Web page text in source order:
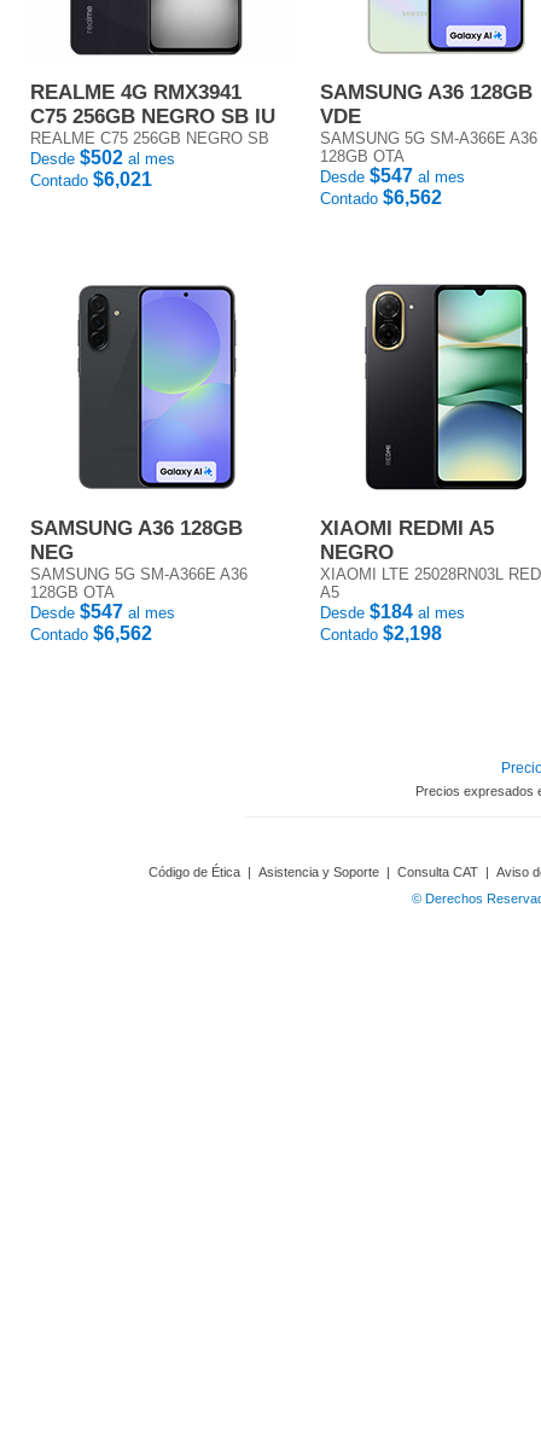
REALME 4G RMX3941
C75 256GB NEGRO SB IU
REALME C75 256GB NEGRO SB
Desde $502 al mes
Contado $6,021
SAMSUNG A36 128GB
VDE
SAMSUNG 5G SM-A366E A36
128GB OTA
Desde $547 al mes
Contado $6,562
SAMSUNG A36 128GB
NEG
SAMSUNG 5G SM-A366E A36
128GB OTA
Desde $547 al mes
Contado $6,562
XIAOMI REDMI A5
NEGRO
XIAOMI LTE 25028RN03L
A5
Desde $184 al mes
Contado $2,198
Precios expresados
Código de Ética | Asistencia y Soporte | Consulta CAT | Aviso
© Derechos